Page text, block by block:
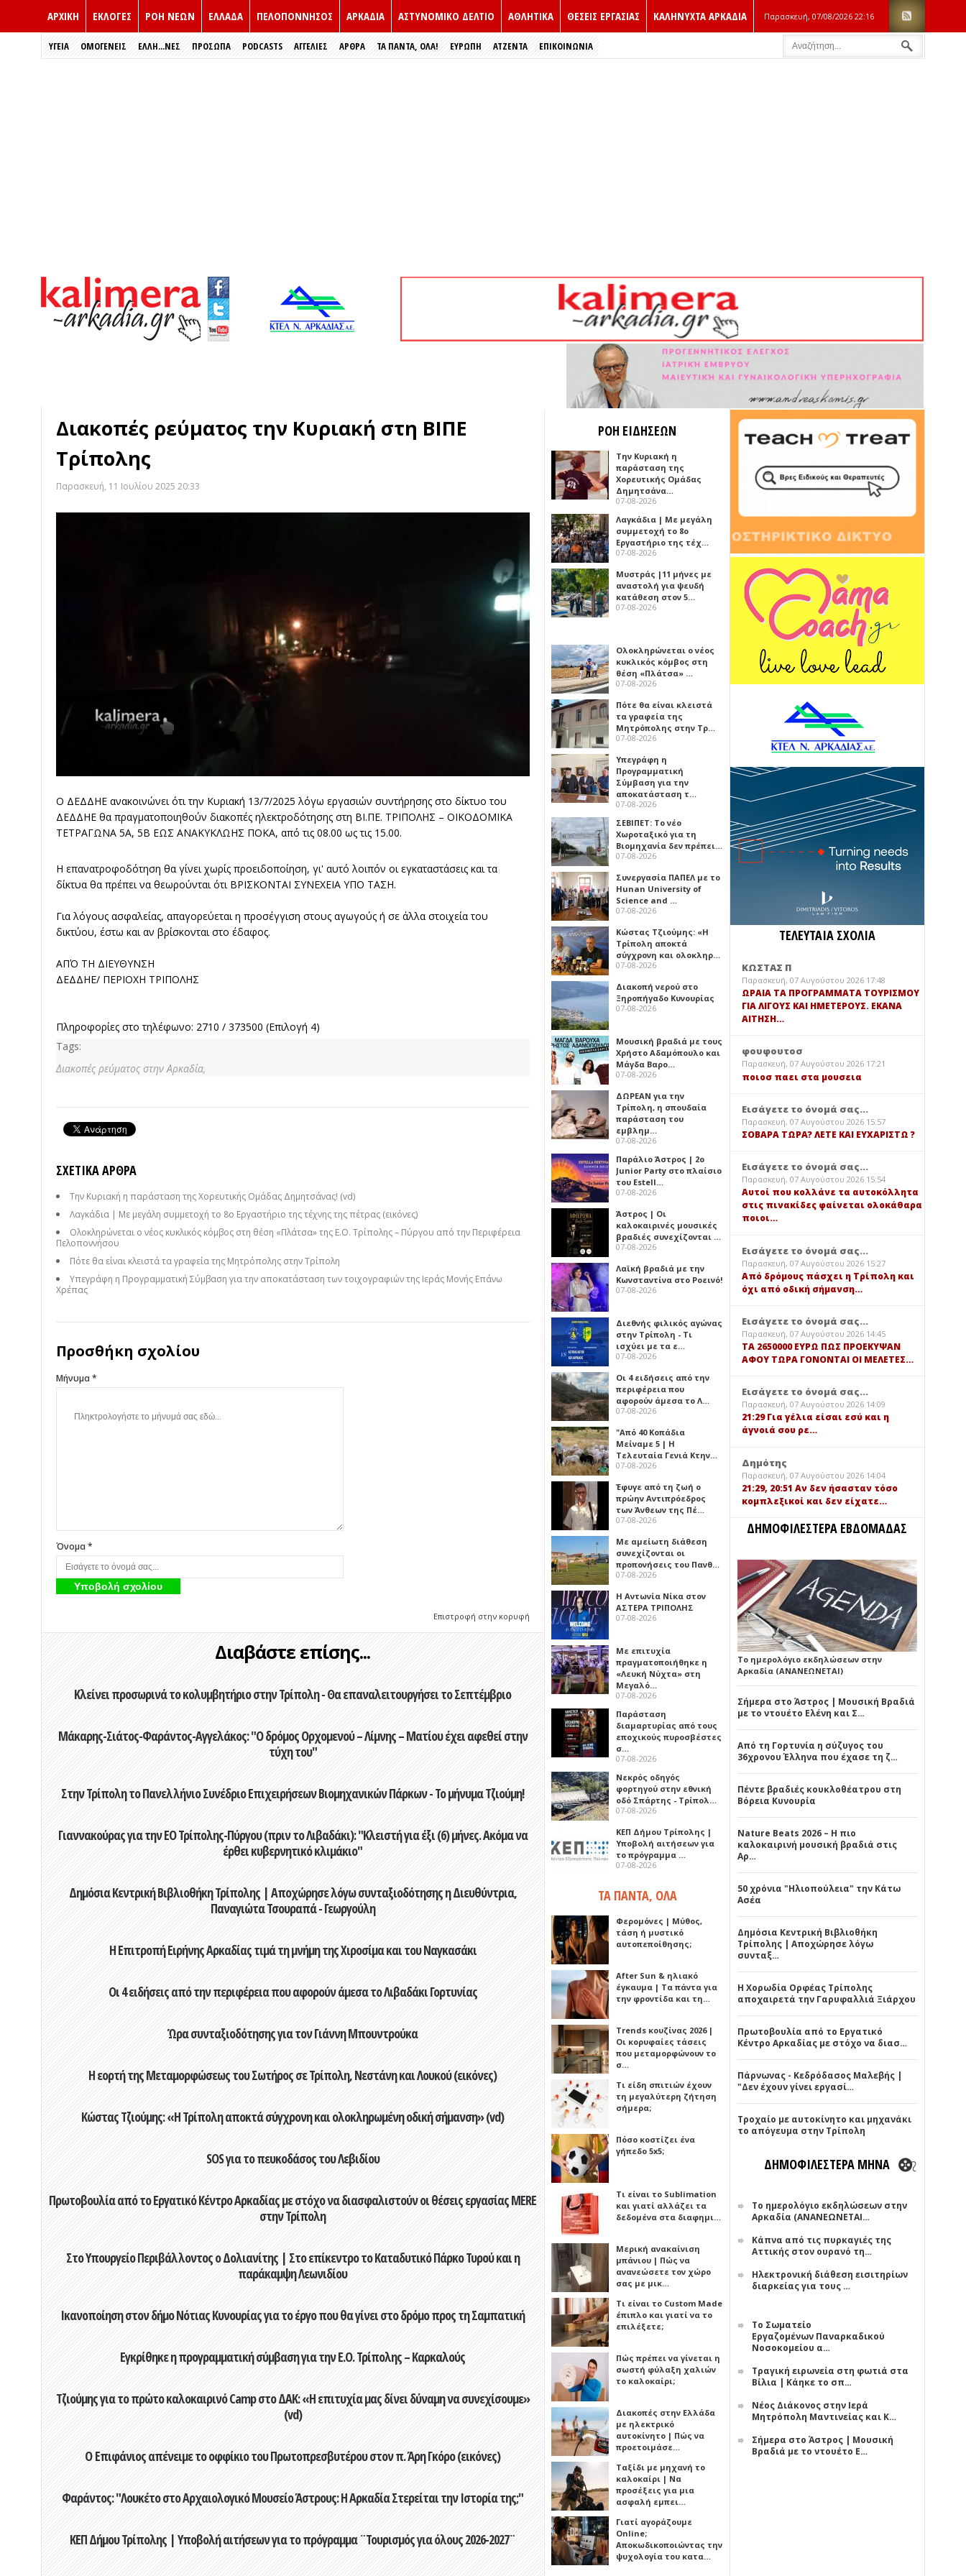
ΑΡΧΙΚΗ ΕΚΛΟΓΈΣ ΡΟΗ ΝΕΩΝ ΕΛΛΑΔΑ ΠΕΛΟΠΟΝΝΗΣΟΣ ΑΡΚΑΔΙΑ ΑΣΤΥΝΟΜΙΚΟ ΔΕΛΤΙΟ ΑΘΛΗΤΙΚΑ ΘΕΣΕΙΣ ΕΡΓΑΣΙΑΣ ΚΑΛΗΝΥΧΤΑ ΑΡΚΑΔΙΑ Παρασκευή, 07/08/2026 22:16
ΥΓΕΙΑ ΟΜΟΓΕΝΕΙΣ ΈΛΛΗ...ΝΕΣ ΠΡΌΣΩΠΑ PODCASTS ΑΓΓΕΛΙΕΣ ΑΡΘΡΑ ΤΑ ΠΑΝΤΑ, ΟΛΑ! ΕΥΡΏΠΗ ΑΤΖΕΝΤΑ ΕΠΙΚΟΙΝΩΝΙΑ
Διακοπές ρεύματος την Κυριακή στη ΒΙΠΕ
Τρίπολης
Παρασκευή, 11 Ιουλίου 2025 20:33
Ο ΔΕΔΔΗΕ ανακοινώνει ότι την Κυριακή 13/7/2025 λόγω εργασιών συντήρησης στο δίκτυο του
ΔΕΔΔΗΕ θα πραγματοποιηθούν διακοπές ηλεκτροδότησης στη ΒΙ.ΠΕ. ΤΡΙΠΟΛΗΣ – ΟΙΚΟΔΟΜΙΚΑ
ΤΕΤΡΑΓΩΝΑ 5Α, 5Β ΕΩΣ ΑΝΑΚΥΚΛΩΗΣ ΠΟΚΑ, από τις 08.00 ως τις 15.00.
Η επανατροφοδότηση θα γίνει χωρίς προειδοποίηση, γι' αυτό λοιπόν οι εγκαταστάσεις και τα
δίκτυα θα πρέπει να θεωρούνται ότι ΒΡΙΣΚΟΝΤΑΙ ΣΥΝΕΧΕΙΑ ΥΠΟ ΤΑΣΗ.
Για λόγους ασφαλείας, απαγορεύεται η προσέγγιση στους αγωγούς ή σε άλλα στοιχεία του
δικτύου, έστω και αν βρίσκονται στο έδαφος.
ΑΠΌ ΤΗ ΔΙΕΥΘΥΝΣΗ
ΔΕΔΔΗΕ/ ΠΕΡΙΟΧΗ ΤΡΙΠΟΛΗΣ
Πληροφορίες στο τηλέφωνο: 2710 / 373500 (Επιλογή 4)
Tags:
Διακοπές ρεύματος στην Αρκαδία,
ΣΧΕΤΙΚΆ ΆΡΘΡΑ
Την Κυριακή η παράσταση της Χορευτικής Ομάδας Δημητσάνας! (vd)
Λαγκάδια | Με μεγάλη συμμετοχή το 8ο Εργαστήριο της τέχνης της πέτρας (εικόνες)
Ολοκληρώνεται ο νέος κυκλικός κόμβος στη θέση «Πλάτσα» της Ε.Ο. Τρίπολης – Πύργου από την Περιφέρεια
Πελοποννήσου
Πότε θα είναι κλειστά τα γραφεία της Μητρόπολης στην Τρίπολη
Υπεγράφη η Προγραμματική Σύμβαση για την αποκατάσταση των τοιχογραφιών της Ιεράς Μονής Επάνω
Χρέπας
Προσθήκη σχολίου
Μήνυμα *
Όνομα *
Επιστροφή στην κορυφή
Διαβάστε επίσης...
Κλείνει προσωρινά το κολυμβητήριο στην Τρίπολη - Θα επαναλειτουργήσει το Σεπτέμβριο
Μάκαρης-Σιάτος-Φαράντος-Αγγελάκος: "Ο δρόμος Ορχομενού – Λίμνης – Ματίου έχει αφεθεί στην
τύχη του"
Στην Τρίπολη το Πανελλήνιο Συνέδριο Επιχειρήσεων Βιομηχανικών Πάρκων - Το μήνυμα Τζιούμη!
Γιαννακούρας για την EO Τρίπολης-Πύργου (πριν το Λιβαδάκι): "Κλειστή για έξι (6) μήνες. Ακόμα να
έρθει κυβερνητικό κλιμάκιο"
Δημόσια Κεντρική Βιβλιοθήκη Τρίπολης | Αποχώρησε λόγω συνταξιοδότησης η Διευθύντρια,
Παναγιώτα Τσουραπά - Γεωργούλη
Η Επιτροπή Ειρήνης Αρκαδίας τιμά τη μνήμη της Χιροσίμα και του Ναγκασάκι
Οι 4 ειδήσεις από την περιφέρεια που αφορούν άμεσα το Λιβαδάκι Γορτυνίας
Ώρα συνταξιοδότησης για τον Γιάννη Μπουντρούκα
Η εορτή της Μεταμορφώσεως του Σωτήρος σε Τρίπολη, Νεστάνη και Λουκού (εικόνες)
Κώστας Τζιούμης: «Η Τρίπολη αποκτά σύγχρονη και ολοκληρωμένη οδική σήμανση» (vd)
SOS για το πευκοδάσος του Λεβιδίου
Πρωτοβουλία από το Εργατικό Κέντρο Αρκαδίας με στόχο να διασφαλιστούν οι θέσεις εργασίας MERE
στην Τρίπολη
Στο Υπουργείο Περιβάλλοντος ο Δολιανίτης | Στο επίκεντρο το Καταδυτικό Πάρκο Τυρού και η
παράκαμψη Λεωνιδίου
Ικανοποίηση στον δήμο Νότιας Κυνουρίας για το έργο που θα γίνει στο δρόμο προς τη Σαμπατική
Εγκρίθηκε η προγραμματική σύμβαση για την Ε.Ο. Τρίπολης – Καρκαλούς
Τζιούμης για το πρώτο καλοκαιρινό Camp στο ΔΑΚ: «Η επιτυχία μας δίνει δύναμη να συνεχίσουμε»
(vd)
Ο Επιφάνιος απένειμε το οφφίκιο του Πρωτοπρεσβυτέρου στον π. Άρη Γκόρο (εικόνες)
Φαράντος: "Λουκέτο στο Αρχαιολογικό Μουσείο Άστρους: Η Αρκαδία Στερείται την Ιστορία της;"
ΚΕΠ Δήμου Τρίπολης | Υποβολή αιτήσεων για το πρόγραμμα ¨Τουρισμός για όλους 2026-2027¨
ΡΟΗ ΕΙΔΗΣΕΩΝ
Την Κυριακή η
παράσταση της
Χορευτικής Ομάδας
Δημητσάνα…
07-08-2026
Λαγκάδια | Με μεγάλη
συμμετοχή το 8ο
Εργαστήριο της τέχ…
07-08-2026
Μυστράς |11 μήνες με
αναστολή για ψευδή
κατάθεση στον 5…
07-08-2026
Ολοκληρώνεται ο νέος
κυκλικός κόμβος στη
θέση «Πλάτσα» …
07-08-2026
Πότε θα είναι κλειστά
τα γραφεία της
Μητρόπολης στην Τρ…
07-08-2026
Υπεγράφη η
Προγραμματική
Σύμβαση για την
αποκατάσταση τ…
07-08-2026
ΣΕΒΙΠΕΤ: Το νέο
Χωροταξικό για τη
Βιομηχανία δεν πρέπει…
07-08-2026
Συνεργασία ΠΑΠΕΛ με το
Hunan University of
Science and …
07-08-2026
Κώστας Τζιούμης: «Η
Τρίπολη αποκτά
σύγχρονη και ολοκληρ…
07-08-2026
Διακοπή νερού στο
Ξηροπήγαδο Κυνουρίας
07-08-2026
Μουσική βραδιά με τους
Χρήστο Αδαμόπουλο και
Μάγδα Βαρο…
07-08-2026
ΔΩΡΕΑΝ για την
Τρίπολη, η σπουδαία
παράσταση του
εμβλημ…
07-08-2026
Παράλιο Άστρος | 2ο
Junior Party στο πλαίσιο
του Estell…
07-08-2026
Άστρος | Οι
καλοκαιρινές μουσικές
βραδιές συνεχίζονται …
07-08-2026
Λαϊκή βραδιά με την
Κωνσταντίνα στο Ροεινό!
07-08-2026
Διεθνής φιλικός αγώνας
στην Τρίπολη - Τι
ισχύει με τα ε…
07-08-2026
Οι 4 ειδήσεις από την
περιφέρεια που
αφορούν άμεσα το Λ…
07-08-2026
"Από 40 Κοπάδια
Μείναμε 5 | Η
Τελευταία Γενιά Κτην…
07-08-2026
Έφυγε από τη ζωή ο
πρώην Αντιπρόεδρος
των Άνθεων της Πέ…
07-08-2026
Με αμείωτη διάθεση
συνεχίζονται οι
προπονήσεις του Πανθ…
07-08-2026
Η Αντωνία Νίκα στον
ΑΣΤΕΡΑ ΤΡΙΠΟΛΗΣ
07-08-2026
Με επιτυχία
πραγματοποιήθηκε η
«Λευκή Νύχτα» στη
Μεγαλό…
07-08-2026
Παράσταση
διαμαρτυρίας από τους
εποχικούς πυροσβέστες
σ…
07-08-2026
Νεκρός οδηγός
φορτηγού στην εθνική
οδό Σπάρτης - Τρίπολ…
07-08-2026
ΚΕΠ Δήμου Τρίπολης |
Υποβολή αιτήσεων για
το πρόγραμμα …
07-08-2026
ΤΑ ΠΑΝΤΑ, ΟΛΑ
Φερομόνες | Μύθος,
τάση ή μυστικό
αυτοπεποίθησης;
After Sun & ηλιακό
έγκαυμα | Τα πάντα για
την φροντίδα και τη…
Trends κουζίνας 2026 |
Οι κορυφαίες τάσεις
που μεταμορφώνουν το
σ…
Τι είδη σπιτιών έχουν
τη μεγαλύτερη ζήτηση
σήμερα;
Πόσο κοστίζει ένα
γήπεδο 5x5;
Τι είναι το Sublimation
και γιατί αλλάζει τα
δεδομένα στα διαφημι…
Μερική ανακαίνιση
μπάνιου | Πώς να
ανανεώσετε τον χώρο
σας με μικ…
Τι είναι το Custom Made
έπιπλο και γιατί να το
επιλέξετε;
Πώς πρέπει να γίνεται η
σωστή φύλαξη χαλιών
το καλοκαίρι;
Διακοπές στην Ελλάδα
με ηλεκτρικό
αυτοκίνητο | Πώς να
προετοιμάσε…
Ταξίδι με μηχανή το
καλοκαίρι | Να
προσέξεις για μια
ασφαλή εμπει…
Γιατί αγοράζουμε
Online;
Αποκωδικοποιώντας την
ψυχολογία του κατα…
ΤΕΛΕΥΤΑΙΑ ΣΧΟΛΙΑ
ΚΩΣΤΑΣ Π
Παρασκευή, 07 Αυγούστου 2026 17:48
ΩΡΑΙΑ ΤΑ ΠΡΟΓΡΑΜΜΑΤΑ ΤΟΥΡΙΣΜΟΥ
ΓΙΑ ΛΙΓΟΥΣ ΚΑΙ ΗΜΕΤΕΡΟΥΣ. ΕΚΑΝΑ
ΑΙΤΗΣΗ…
φουφουτοσ
Παρασκευή, 07 Αυγούστου 2026 17:21
ποιοσ παει στα μουσεια
Εισάγετε το όνομά σας...
Παρασκευή, 07 Αυγούστου 2026 15:57
ΣΟΒΑΡΑ ΤΩΡΑ? ΛΕΤΕ ΚΑΙ ΕΥΧΑΡΙΣΤΩ ?
Εισάγετε το όνομά σας...
Παρασκευή, 07 Αυγούστου 2026 15:54
Αυτοί που κολλάνε τα αυτοκόλλητα
στις πινακίδες φαίνεται ολοκάθαρα
ποιοι…
Εισάγετε το όνομά σας...
Παρασκευή, 07 Αυγούστου 2026 15:27
Από δρόμους πάσχει η Τρίπολη και
όχι από οδική σήμανση…
Εισάγετε το όνομά σας...
Παρασκευή, 07 Αυγούστου 2026 14:45
TA 2650000 ΕΥΡΩ ΠΩΣ ΠΡΟΕΚΥΨΑΝ
ΑΦΟΥ ΤΩΡΑ ΓΟΝΟΝΤΑΙ ΟΙ ΜΕΛΕΤΕΣ…
Εισάγετε το όνομά σας...
Παρασκευή, 07 Αυγούστου 2026 14:09
21:29 Για γέλια είσαι εσύ και η
άγνοιά σου ρε…
Δημότης
Παρασκευή, 07 Αυγούστου 2026 14:04
21:29, 20:51 Αν δεν ήσασταν τόσο
κομπλεξικοί και δεν είχατε…
ΔΗΜΟΦΙΛΕΣΤΕΡΑ ΕΒΔΟΜΑΔΑΣ
Το ημερολόγιο εκδηλώσεων στην
Αρκαδία (ΑΝΑΝΕΩΝΕΤΑΙ)
Σήμερα στο Άστρος | Μουσική Βραδιά
με το ντουέτο Ελένη και Σ…
Από τη Γορτυνία η σύζυγος του
36χρονου Έλληνα που έχασε τη ζ…
Πέντε βραδιές κουκλοθέατρου στη
Βόρεια Κυνουρία
Nature Beats 2026 – Η πιο
καλοκαιρινή μουσική βραδιά στις
Αρ…
50 χρόνια "Ηλιοπούλεια" την Κάτω
Ασέα
Δημόσια Κεντρική Βιβλιοθήκη
Τρίπολης | Αποχώρησε λόγω
συνταξ…
Η Χορωδία Ορφέας Τρίπολης
αποχαιρετά την Γαρυφαλλιά Ξιάρχου
Πρωτοβουλία από το Εργατικό
Κέντρο Αρκαδίας με στόχο να διασ…
Πάρνωνας - Κεδρόδασος Μαλεβής |
"Δεν έχουν γίνει εργασί…
Τροχαίο με αυτοκίνητο και μηχανάκι
το απόγευμα στην Τρίπολη
ΔΗΜΟΦΙΛΕΣΤΕΡΑ ΜΗΝΑ
Το ημερολόγιο εκδηλώσεων στην
Αρκαδία (ΑΝΑΝΕΩΝΕΤΑΙ…
Κάπνα από τις πυρκαγιές της
Αττικής στον ουρανό τη…
Ηλεκτρονική διάθεση εισιτηρίων
διαρκείας για τους …
Το Σωματείο
Εργαζομένων Παναρκαδικού
Νοσοκομείου α…
Τραγική ειρωνεία στη φωτιά στα
Βίλια | Κάηκε το σπ…
Νέος Διάκονος στην Ιερά
Μητρόπολη Μαντινείας και Κ…
Σήμερα στο Άστρος | Μουσική
Βραδιά με το ντουέτο Ε…